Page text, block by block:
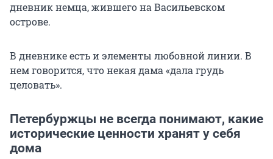
дневник немца, жившего на Васильевском
острове.
В дневнике есть и элементы любовной линии. В
нем говорится, что некая дама «дала грудь
целовать».
Петербуржцы не всегда понимают, какие
исторические ценности хранят у себя
дома